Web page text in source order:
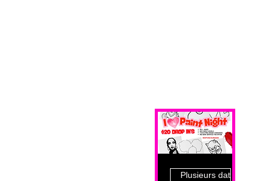
Plusieurs dates